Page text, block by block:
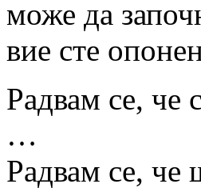
може да
вие сте
Радвам се, че
…
Радвам се, че